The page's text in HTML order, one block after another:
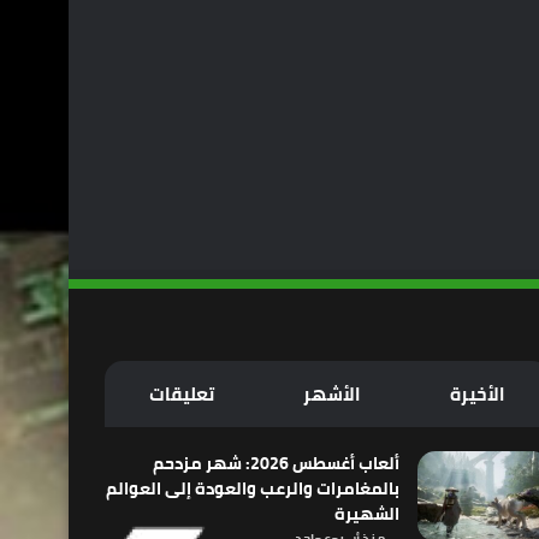
الأخيرة الأشهر تعليقات
ألعاب أغسطس 2026: شهر مزدحم
بالمغامرات والرعب والعودة إلى العوالم
الشهيرة